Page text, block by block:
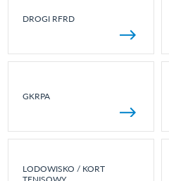
DROGI RFRD
GKRPA
LODOWISKO / KORT